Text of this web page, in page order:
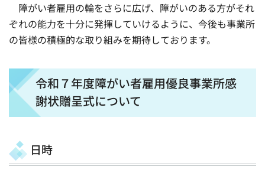
障がい者雇用の輪をさらに広げ、障がいのある方がそれ
ぞれの能力を十分に発揮していけるように、今後も事業所
の皆様の積極的な取り組みを期待しております。
令和７年度障がい者雇用優良事業所感
謝状贈呈式について
日時